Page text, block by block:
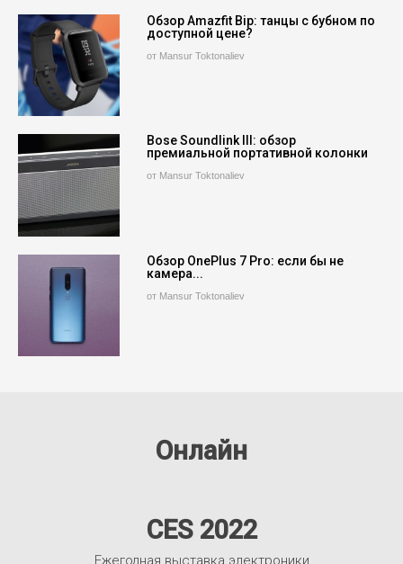
Обзор Amazfit Bip: танцы с бубном по
доступной цене?
от Mansur Toktonaliev
Bose Soundlink III: обзор
премиальной портативной колонки
от Mansur Toktonaliev
Обзор OnePlus 7 Pro: если бы не
камера...
от Mansur Toktonaliev
Онлайн
CES 2022
Ежегодная выставка электроники